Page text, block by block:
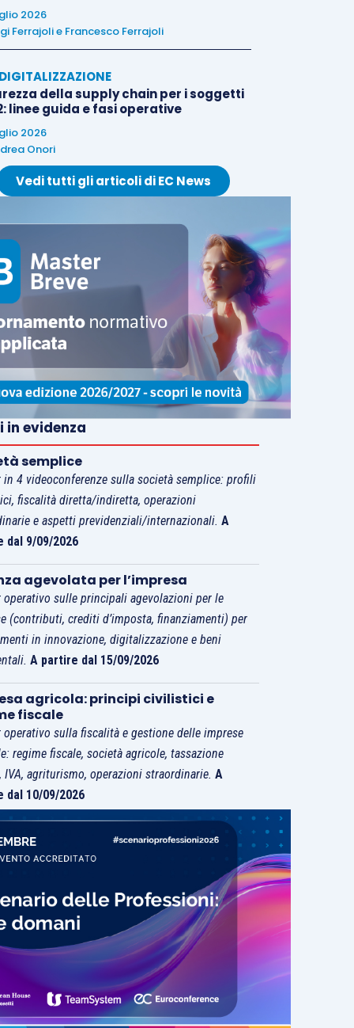
2026
Ferrajolie Francesco Ferrajoli
della supply chain per i soggetti
linee guida e fasi operative
2026
Onori
Vedi tutti gli articoli di EC News
in evidenza
semplice
in 4 videoconferenze sulla società semplice: profili
fiscalità diretta/indiretta, operazioni
e aspetti previdenziali/internazionali.A
dal 9/09/2026
agevolata per l’impresa
operativo sulle principali agevolazioni per le
(contributi, crediti d’imposta, finanziamenti) per
in innovazione, digitalizzazione e beni
A partire dal 15/09/2026
agricola: principi civilistici e
fiscale
operativo sulla fiscalità e gestione delle imprese
regime fiscale, società agricole, tassazione
IVA, agriturismo, operazioni straordinarie.A
dal 10/09/2026